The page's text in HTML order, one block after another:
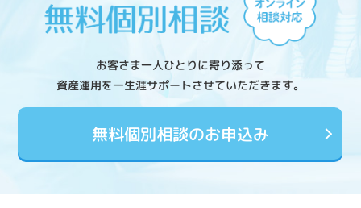
お客さま一人ひとりに寄り添って
資産運用を一生涯サポートさせていただきます。
無料個別相談のお申込み